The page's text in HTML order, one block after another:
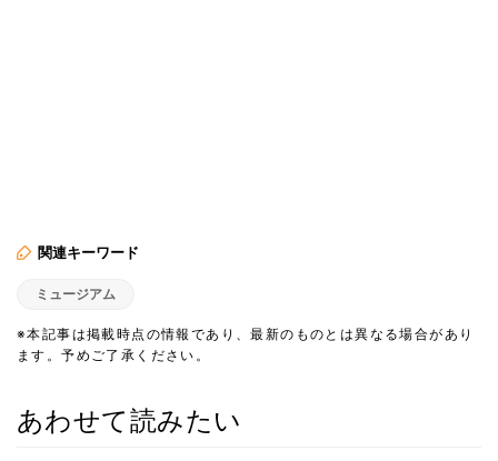
関連キーワード
ミュージアム
※本記事は掲載時点の情報であり、最新のものとは異なる場合があり
ます。予めご了承ください。
あわせて読みたい